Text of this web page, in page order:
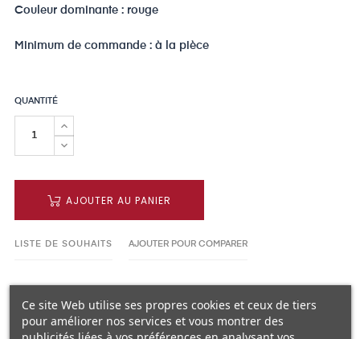
Couleur dominante : rouge
Minimum de commande : à la pièce
QUANTITÉ
AJOUTER AU PANIER
LISTE DE SOUHAITS AJOUTER POUR COMPARER
Ce site Web utilise ses propres cookies et ceux de tiers
pour améliorer nos services et vous montrer des